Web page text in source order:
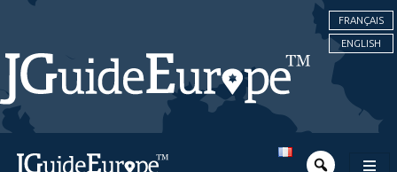
FRANÇAIS
ENGLISH